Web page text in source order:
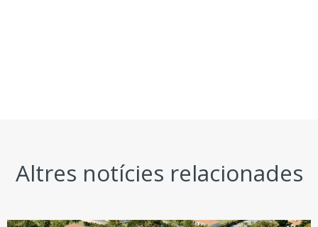
Altres notícies relacionades